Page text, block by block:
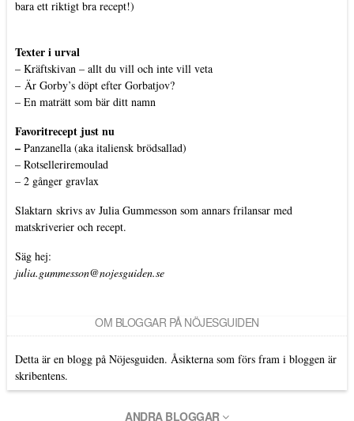
bara ett riktigt bra recept!)
Texter i urval
– Kräftskivan – allt du vill och inte vill veta
– Är Gorby’s döpt efter Gorbatjov?
– En maträtt som bär ditt namn
Favoritrecept just nu
– Panzanella (aka italiensk brödsallad)
– Rotselleriremoulad
– 2 gånger gravlax
Slaktarn skrivs av Julia Gummesson som annars frilansar med
matskriverier och recept.
Säg hej:
julia.gummesson@nojesguiden.se
OM BLOGGAR PÅ NÖJESGUIDEN
Detta är en blogg på Nöjesguiden. Åsikterna som förs fram i bloggen är
skribentens.
ANDRA BLOGGAR